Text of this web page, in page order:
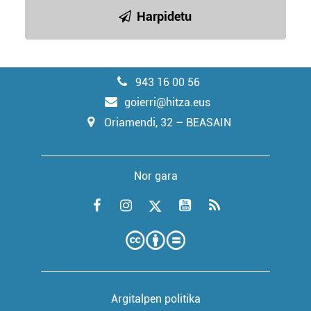
Harpidetu
943 16 00 56
goierri@hitza.eus
Oriamendi, 32 – BEASAIN
Nor gara
Argitalpen politika